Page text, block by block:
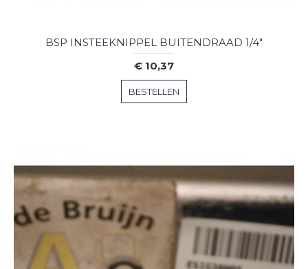
BSP INSTEEKNIPPEL BUITENDRAAD 1/4"
€ 10,37
BESTELLEN